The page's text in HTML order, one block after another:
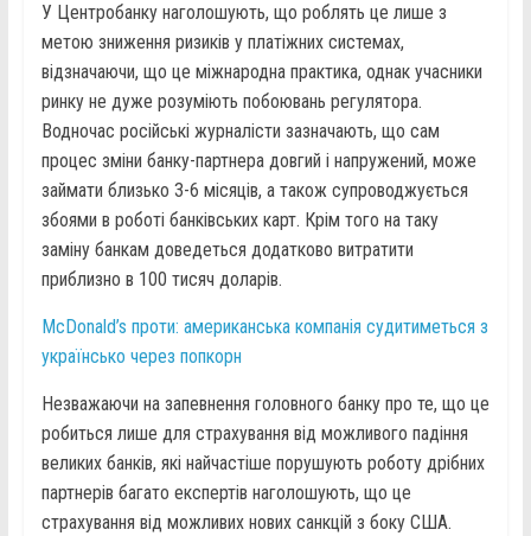
У Центробанку наголошують, що роблять це лише з
метою зниження ризиків у платіжних системах,
відзначаючи, що це міжнародна практика, однак учасники
ринку не дуже розуміють побоювань регулятора.
Водночас російські журналісти зазначають, що сам
процес зміни банку-партнера довгий і напружений, може
займати близько 3-6 місяців, а також супроводжується
збоями в роботі банківських карт. Крім того на таку
заміну банкам доведеться додатково витратити
приблизно в 100 тисяч доларів.
McDonald’s проти: американська компанія судитиметься з
українсько через попкорн
Незважаючи на запевнення головного банку про те, що це
робиться лише для страхування від можливого падіння
великих банків, які найчастіше порушують роботу дрібних
партнерів багато експертів наголошують, що це
страхування від можливих нових санкцій з боку США.